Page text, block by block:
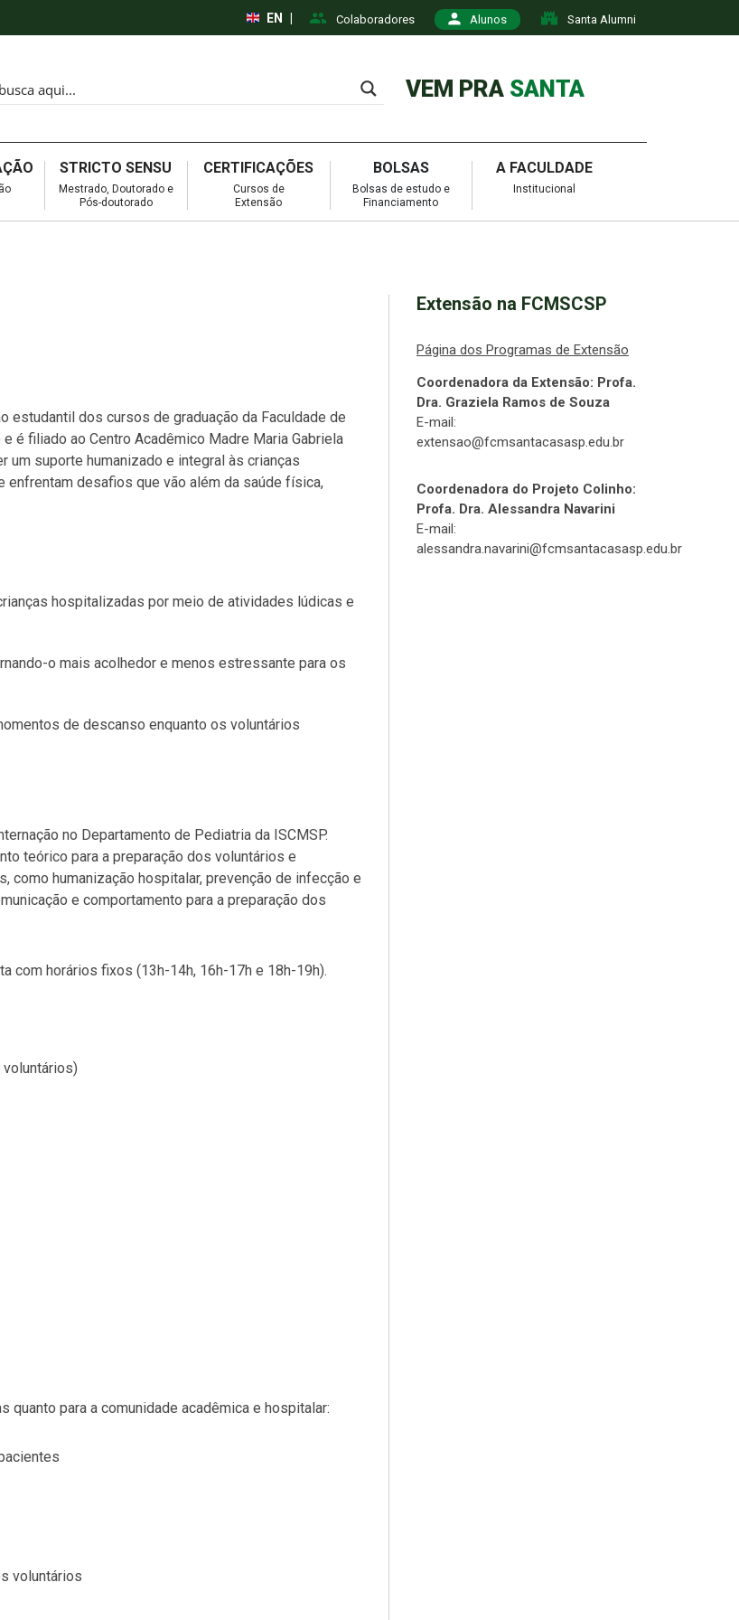
Colaboradores Alunos Santa Alumni
EN
VEM PRA SANTA
STRICTO SENSU
Mestrado, Doutorado e
Pós-doutorado
CERTIFICAÇÕES
Cursos de
Extensão
BOLSAS
Bolsas de estudo e
Financiamento
A FACULDADE
Institucional
estudantil dos cursos de graduação da Faculdade de
é filiado ao Centro Acadêmico Madre Maria Gabriela
um suporte humanizado e integral às crianças
desafios que vão além da saúde física,
hospitalizadas por meio de atividades lúdicas e
o mais acolhedor e menos estressante para os
de descanso enquanto os voluntários
no Departamento de Pediatria da ISCMSP.
teórico para a preparação dos voluntários e
humanização hospitalar, prevenção de infecção e
e comportamento para a preparação dos
com horários fixos (13h-14h, 16h-17h e 18h-19h).
para a comunidade acadêmica e hospitalar:
voluntários
Extensão na FCMSCSP
Página dos Programas de Extensão
Coordenadora da Extensão: Profa.
Dra. Graziela Ramos de Souza
E-mail:
extensao@fcmsantacasasp.edu.br
Coordenadora do Projeto Colinho:
Profa. Dra. Alessandra Navarini
E-mail:
alessandra.navarini@fcmsantacasasp.edu.br